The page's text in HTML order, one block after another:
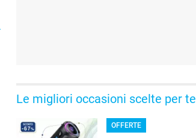
Le migliori occasioni scelte per te
OFFERTE